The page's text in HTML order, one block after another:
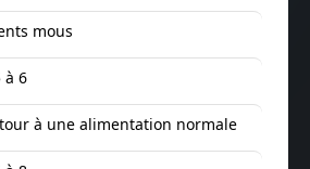
mous
à 6
à une alimentation normale